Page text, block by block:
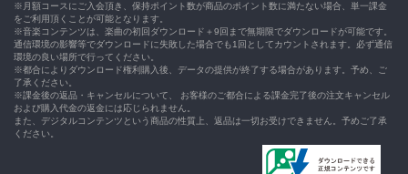
※月額コースにご入会頂き、保持ポイント数が商品のポイント数に満たない場合、単一課金
をご利用頂くことが可能となります。
※音楽コンテンツは、楽曲の初回ダウンロード＋9回まで無期限でダウンロードが可能です。
通信環境の影響等でダウンロードに失敗した場合でも1回としてカウントされます。必ず通信
環境の良い場所で行ってください。
※都合によりダウンロード権利購入後、データの提供が終了する場合があります。予め、ご
了承ください。
※課金後の返品・キャンセルについて、 お客様のご都合による課金完了後の注文キャンセル
および購入代金の返金には応じられません。
また、デジタルコンテンツという商品の性質上、返品は一切お受けできません。予めご了承
ください。